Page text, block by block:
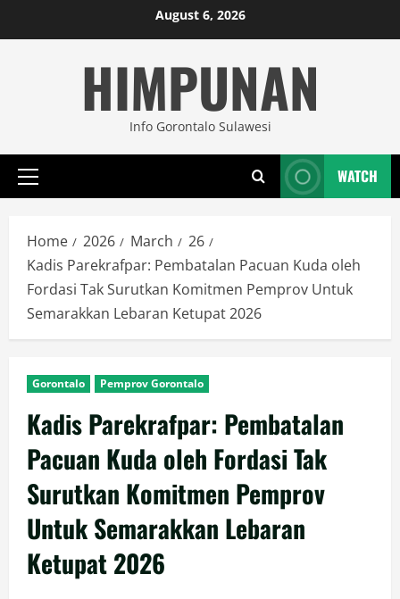
to
August 6, 2026
HIMPUNAN
Info Gorontalo Sulawesi
Primary
WATCH
Home 2026 March
26
Kadis Parekrafpar: Pembatalan Pacuan Kuda oleh
Fordasi Tak Surutkan Komitmen Pemprov Untuk
Semarakkan Lebaran Ketupat 2026
Gorontalo Pemprov Gorontalo
Kadis Parekrafpar: Pembatalan
Pacuan Kuda oleh Fordasi Tak
Surutkan Komitmen Pemprov
Untuk Semarakkan Lebaran
Ketupat 2026